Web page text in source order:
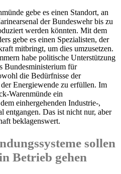
gebe es einen Standort, an
der Bundeswehr bis zu
werden könnten. Mit dem
gebe es einen Spezialisten, der
mitbringt, um dies umzusetzen.
habe politische Unterstützung
Bundesministerium für
die Bedürfnisse der
Energiewende zu erfüllen. Im
Warenmünde ein
einhergehenden Industrie-,
entgangen. Das ist nicht nur, aber
beklagenswert.
sollen
Betrieb gehen